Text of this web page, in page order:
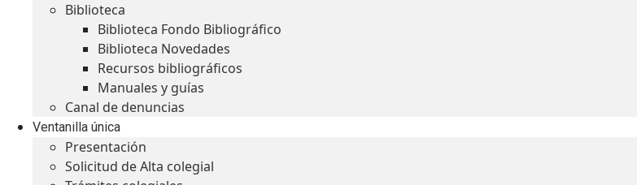
Biblioteca
Biblioteca Fondo Bibliográfico
Biblioteca Novedades
Recursos bibliográficos
Manuales y guías
Canal de denuncias
Ventanilla única
Presentación
Solicitud de Alta colegial